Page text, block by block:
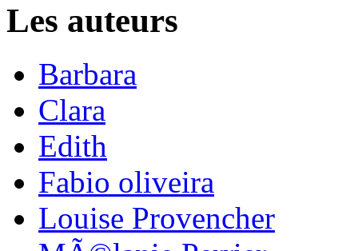
Les auteurs
Barbara
Clara
Edith
Fabio oliveira
Louise Provencher